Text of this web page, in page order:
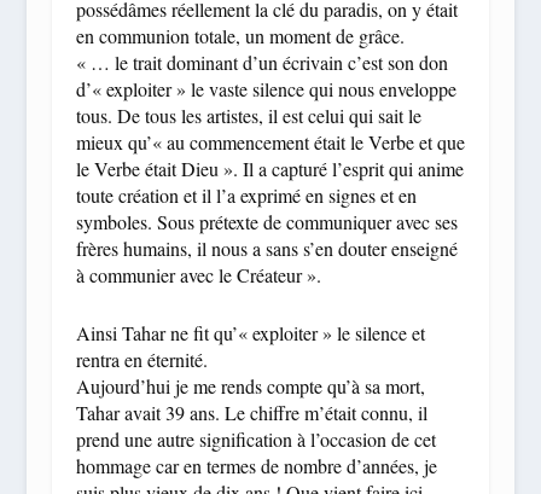
possédâmes réellement la clé du paradis, on y était
en communion totale, un moment de grâce.
« … le trait dominant d’un écrivain c’est son don
d’« exploiter » le vaste silence qui nous enveloppe
tous. De tous les artistes, il est celui qui sait le
mieux qu’« au commencement était le Verbe et que
le Verbe était Dieu ». Il a capturé l’esprit qui anime
toute création et il l’a exprimé en signes et en
symboles. Sous prétexte de communiquer avec ses
frères humains, il nous a sans s’en douter enseigné
à communier avec le Créateur ».
Ainsi Tahar ne fit qu’« exploiter » le silence et
rentra en éternité.
Aujourd’hui je me rends compte qu’à sa mort,
Tahar avait 39 ans. Le chiffre m’était connu, il
prend une autre signification à l’occasion de cet
hommage car en termes de nombre d’années, je